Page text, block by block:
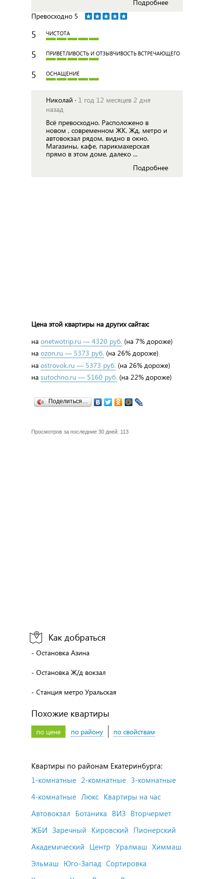
Подробнее
Превосходно 5
5 ЧИСТОТА
5 ПРИВЕТЛИВОСТЬ И ОТЗЫВЧИВОСТЬ ВСТРЕЧАЮЩЕГО
5 ОСНАЩЕНИЕ
Николай · 1 год 12 месяцев 2 дня
назад
Всё превосходно. Расположено в
новом , современном ЖК. Жд, метро и
автовокзал рядом, видно в окно.
Магазины, кафе, парикмахерская
прямо в этом доме, далеко ...
Подробнее
Цена этой квартиры на других сайтах:
на onetwotrip.ru — 4320 руб. (на 7% дороже)
на ozon.ru — 5373 руб. (на 26% дороже)
на ostrovok.ru — 5373 руб. (на 26% дороже)
на sutochno.ru — 5160 руб. (на 22% дороже)
Поделиться…
Просмотров за последние 30 дней: 113
Как добраться
- Остановка Азина
- Остановка Ж/д вокзал
- Станция метро Уральская
Похожие квартиры
по цене по району по свойствам
Квартиры по районам Екатеринбурга:
1-комнатные 2-комнатные 3-комнатные
4-комнатные Люкс Квартиры на час
Автовокзал Ботаника ВИЗ Вторчермет
ЖБИ Заречный Кировский Пионерский
Академический Центр Уралмаш Химмаш
Эльмаш Юго-Запад Сортировка